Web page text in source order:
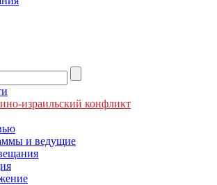
израильский конфликт
и ведущие